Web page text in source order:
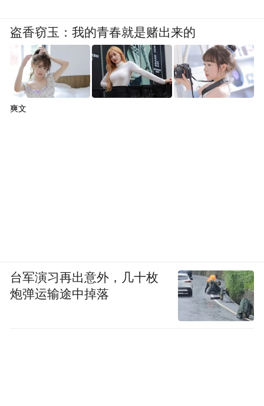
盗香窃玉：我的青春就是赌出来的
爽文
台军演习再出意外，几十枚
炮弹运输途中掉落